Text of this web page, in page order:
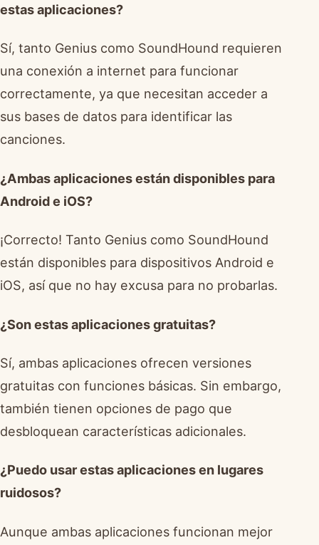
estas aplicaciones?
Sí, tanto Genius como SoundHound requieren
una conexión a internet para funcionar
correctamente, ya que necesitan acceder a
sus bases de datos para identificar las
canciones.
¿Ambas aplicaciones están disponibles para
Android e iOS?
¡Correcto! Tanto Genius como SoundHound
están disponibles para dispositivos Android e
iOS, así que no hay excusa para no probarlas.
¿Son estas aplicaciones gratuitas?
Sí, ambas aplicaciones ofrecen versiones
gratuitas con funciones básicas. Sin embargo,
también tienen opciones de pago que
desbloquean características adicionales.
¿Puedo usar estas aplicaciones en lugares
ruidosos?
Aunque ambas aplicaciones funcionan mejor